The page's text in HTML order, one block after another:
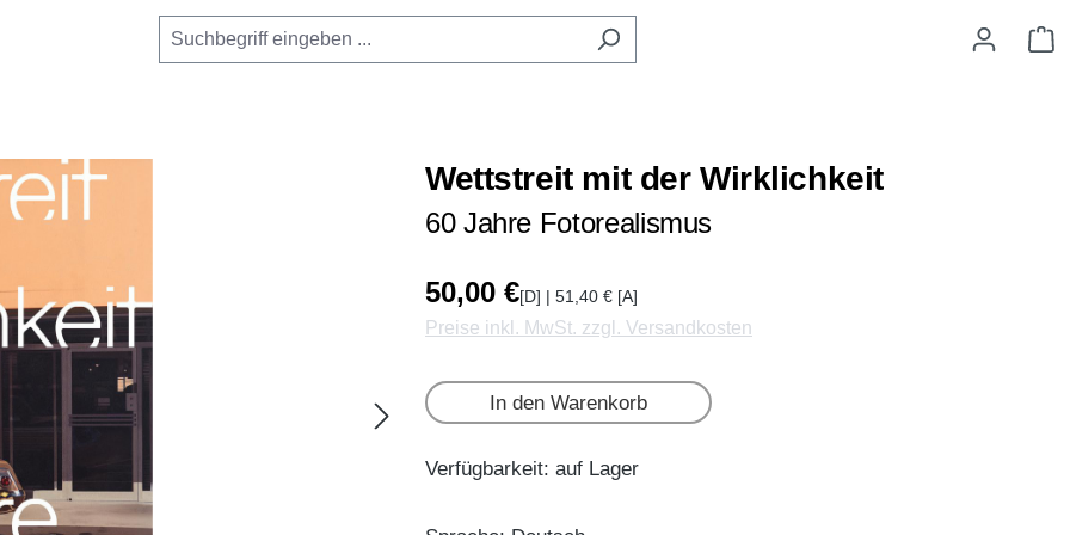
Wettstreit mit der Wirklichkeit
60 Jahre Fotorealismus
50,00 €[D] | 51,40 € [A]
Preise inkl. MwSt. zzgl. Versandkosten
In den Warenkorb
Verfügbarkeit: auf Lager